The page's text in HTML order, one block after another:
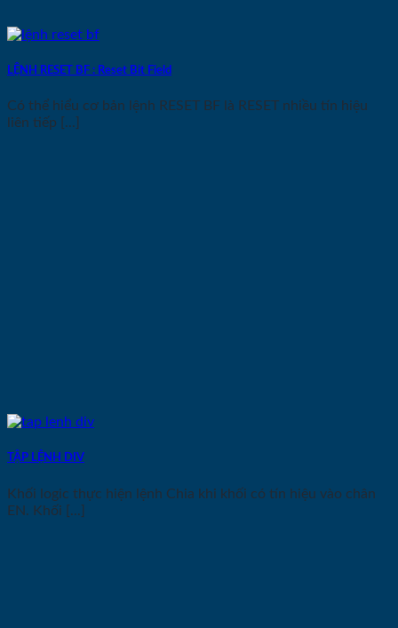
LỆNH RESET BF : Reset Bit Field
Có thể hiểu cơ bản lệnh RESET BF là RESET nhiều tín hiệu
liên tiếp [...]
TẬP LỆNH DIV
Khối logic thực hiện lệnh Chia khi khối có tín hiệu vào chân
EN. Khối [...]